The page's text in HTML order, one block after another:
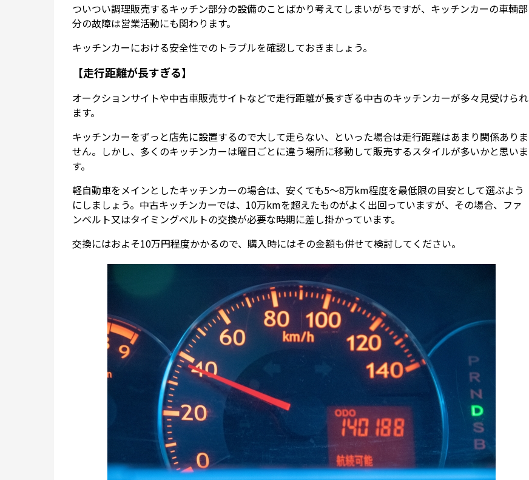
ついつい調理販売するキッチン部分の設備のことばかり考えてしまいがちですが、キッチンカーの車輌部
分の故障は営業活動にも関わります。
キッチンカーにおける安全性でのトラブルを確認しておきましょう。
【走行距離が長すぎる】
オークションサイトや中古車販売サイトなどで走行距離が長すぎる中古のキッチンカーが多々見受けられ
ます。
キッチンカーをずっと店先に設置するので大して走らない、といった場合は走行距離はあまり関係ありま
せん。しかし、多くのキッチンカーは曜日ごとに違う場所に移動して販売するスタイルが多いかと思いま
す。
軽自動車をメインとしたキッチンカーの場合は、安くても5～8万km程度を最低限の目安として選ぶよう
にしましょう。中古キッチンカーでは、10万kmを超えたものがよく出回っていますが、その場合、ファ
ンベルト又はタイミングベルトの交換が必要な時期に差し掛かっています。
交換にはおよそ10万円程度かかるので、購入時にはその金額も併せて検討してください。